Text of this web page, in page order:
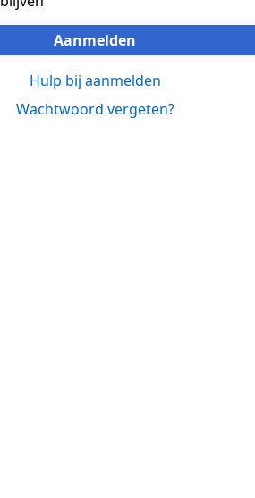
Aanmelden
Hulp bij aanmelden
Wachtwoord vergeten?